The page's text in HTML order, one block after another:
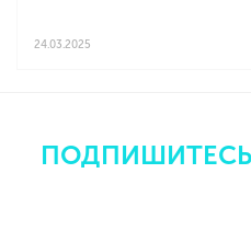
24.03.2025